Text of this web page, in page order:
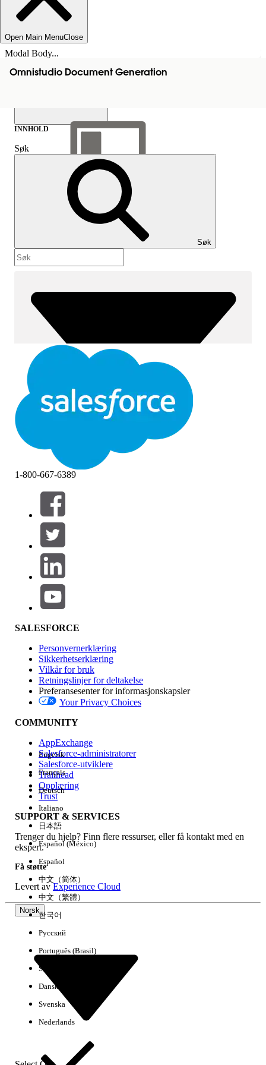
Open Main MenuClose
Modal Body...
Omnistudio Document Generation
Vis innholdsfortegnelse
Innhold
INNHOLD
Søk
Søk
Filtrer etter (0)
VELG FILTRE
Produktområde
Funksjonsinnvirkning
Utgave
Erfaring
Fjern alle Utført
Kontroller stavemåten i søkeordene.
1-800-667-6389
SALESFORCE
Personvernerklæring
Sikkerhetserklæring
Vilkår for bruk
Retningslinjer for deltakelse
Preferansesenter for informasjonskapsler
Your Privacy Choices
COMMUNITY
AppExchange
Salesforce-administratorer
Salesforce-utviklere
Trailhead
Opplæring
Trust
SUPPORT & SERVICES
Trenger du hjelp? Finn flere ressurser, eller få kontakt med en
ekspert.
Få støtte
Levert avExperience Cloud
Norsk
Engelsk
Français
Deutsch
Italiano
日本語
Español (México)
Español
中文（简体）
中文（繁體）
한국어
Русский
Português (Brasil)
Suomi
Dansk
Svenska
Nederlands